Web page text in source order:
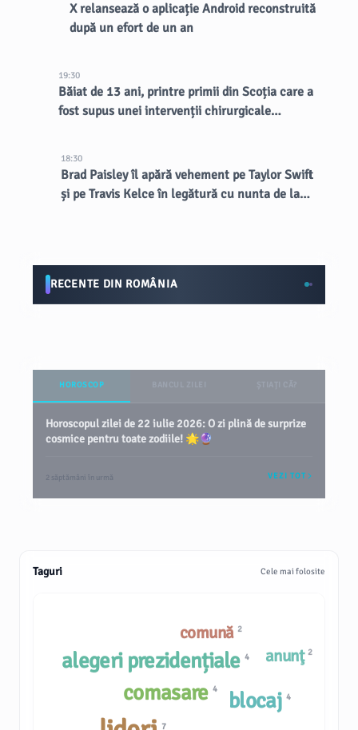
X relansează o aplicație Android reconstruită
după un efort de un an
19:30
Băiat de 13 ani, printre primii din Scoția care a
fost supus unei intervenții chirurgicale
18:30
Brad Paisley îl apără vehement pe Taylor Swift
și pe Travis Kelce în legătură cu nunta de la
RECENTE DIN ROMÂNIA
HOROSCOP
Horoscopul zilei de 22 iulie 2026: O zi plină de surprize
cosmice pentru toate zodiile! 🌟🔮
2 săptămâni în urmă VEZI TOT
Taguri Cele mai folosite
comună 2
alegeri prezidențiale4 anunţ 2
comasare 4
7
blocaj4